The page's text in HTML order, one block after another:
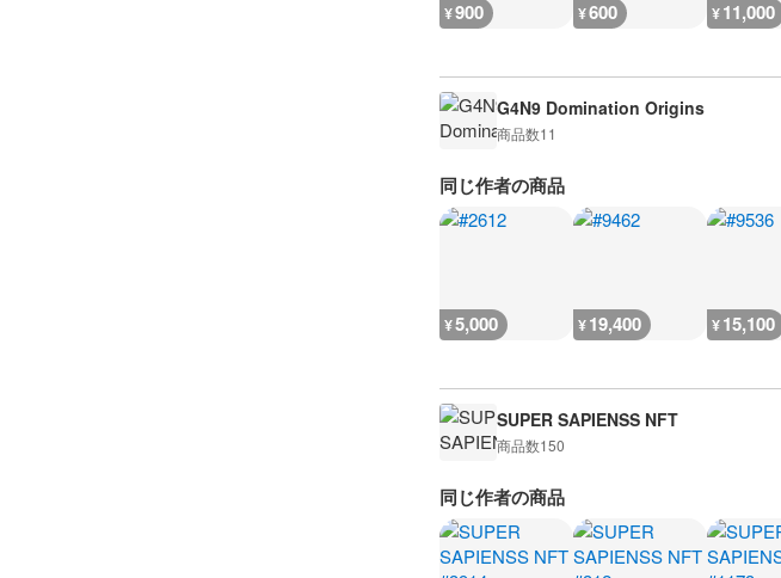
¥900 ¥600 ¥11,000
G4N9 Domination Origins
商品数11
同じ作者の商品
¥5,000 ¥19,400 ¥15,100
SUPER SAPIENSS NFT
商品数150
同じ作者の商品